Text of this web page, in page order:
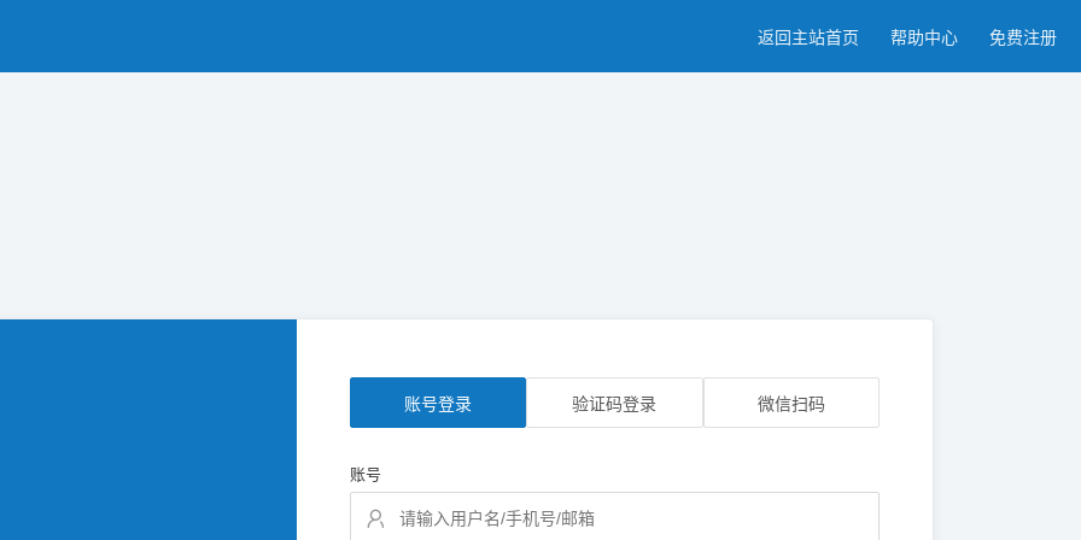
返回主站首页 帮助中心 免费注册
账号登录 验证码登录 微信扫码
账号